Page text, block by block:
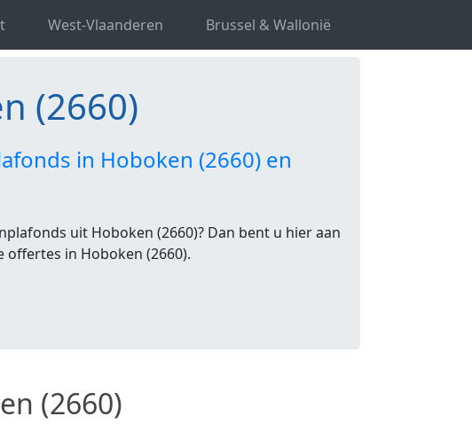
West-Vlaanderen Brussel & Wallonië
(2660)
in Hoboken (2660) en
uit Hoboken (2660)? Dan bent u hier aan
in Hoboken (2660).
(2660)